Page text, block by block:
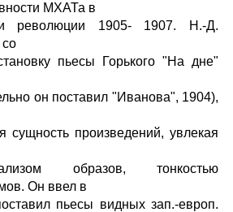
МХАТа в
революции 1905- 1907. Н.-Д.
пьесы Горького "На дне"
он поставил "Иванова", 1904),
сущность произведений, увлекая
образов, тонкостью
Он ввел в
пьесы видных зап.-европ.